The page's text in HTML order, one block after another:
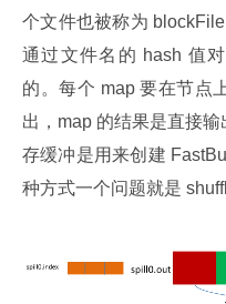
个文件也被称为
通过文件名的 hash 值
的。每个 map 要在节点
出，map 的结果是直接
存缓冲是用来创建
种方式一个问题就是